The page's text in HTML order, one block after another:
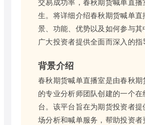
生。将详细介绍春秋期货喊单直
景、功能、优势以及如何参与其
广大投资者提供全面而深入的指
背景介绍
春秋期货喊单直播室是由春秋期
的专业分析师团队创建的一个在
台。该平台旨在为期货投资者
场分析和喊单服务，帮助投资者